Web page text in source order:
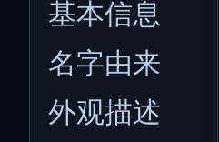
基本信息
名字由来
外观描述